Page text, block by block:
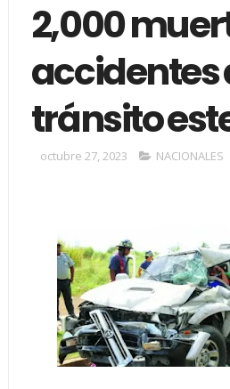
2,000
accidentes
tránsito
octubre 27, 2023 NACIONALES